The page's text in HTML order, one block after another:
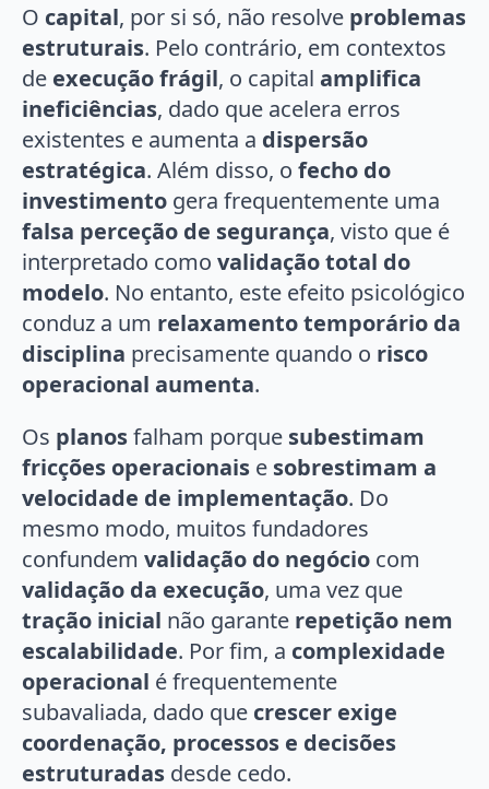
O capital, por si só, não resolve problemas
estruturais. Pelo contrário, em contextos
de execução frágil, o capital amplifica
ineficiências, dado que acelera erros
existentes e aumenta a dispersão
estratégica. Além disso, o fecho do
investimento gera frequentemente uma
falsa perceção de segurança, visto que é
interpretado como validação total do
modelo. No entanto, este efeito psicológico
conduz a um relaxamento temporário da
disciplina precisamente quando o risco
operacional aumenta.
Os planosfalham porque subestimam
fricções operacionais e sobrestimam a
velocidade de implementação. Do
mesmo modo, muitos fundadores
confundem validação do negócio com
validação da execução, uma vez que
tração inicial não garante repetição nem
escalabilidade. Por fim, a complexidade
operacional é frequentemente
subavaliada, dado que crescer exige
coordenação, processos e decisões
estruturadas desde cedo.